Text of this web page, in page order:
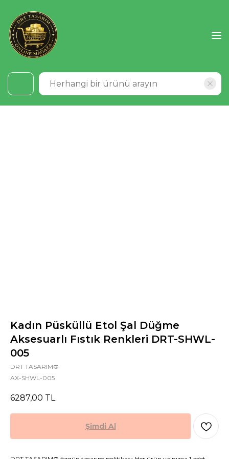
Kadın Püsküllü Etol Şal Düğme
Aksesuarlı Fıstık Renkleri DRT-SHWL-
005
DRT TASARIM®
AX-SHWL-005
6287,00 TL
Şimdi Al